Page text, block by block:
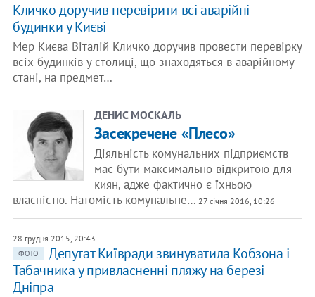
Кличко доручив перевірити всі аварійні
будинки у Києві
Мер Києва Віталій Кличко доручив провести перевірку
всіх будинків у столиці, що знаходяться в аварійному
стані, на предмет…
ДЕНИС МОСКАЛЬ
Засекречене «Плесо»
Діяльність комунальних підприємств
має бути максимально відкритою для
киян, адже фактично є їхньою
власністю. Натомість комунальне… 27 січня 2016, 10:26
28 грудня 2015, 20:43
ФОТО
Депутат Київради звинуватила Кобзона і
Табачника у привласненні пляжу на березі
Дніпра